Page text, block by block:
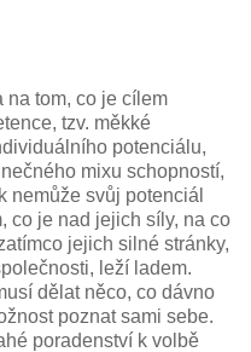
na tom, co je cílem
tzv. měkké
potenciálu,
mixu schopností,
nemůže svůj potenciál
co je nad jejich síly, na co
jejich silné stránky,
leží ladem.
dělat něco, co dávno
poznat sami sebe.
poradenství k volbě